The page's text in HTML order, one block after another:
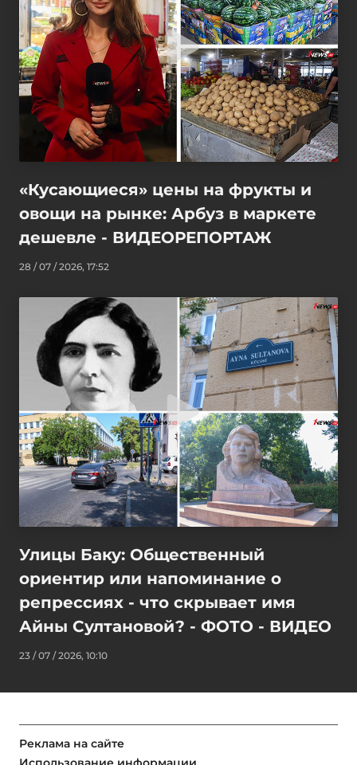
«Кусающиеся» цены на фрукты и
овощи на рынке: Арбуз в маркете
дешевле - ВИДЕОРЕПОРТАЖ
28 / 07 / 2026, 17:52
Улицы Баку: Общественный
ориентир или напоминание о
репрессиях - что скрывает имя
Айны Султановой? - ФОТО - ВИДЕО
23 / 07 / 2026, 10:10
Реклама на сайте